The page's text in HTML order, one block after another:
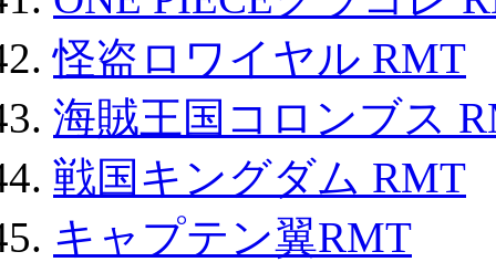
怪盗ロワイヤル RMT
海賊王国コロンブス
戦国キングダム RMT
キャプテン翼RMT